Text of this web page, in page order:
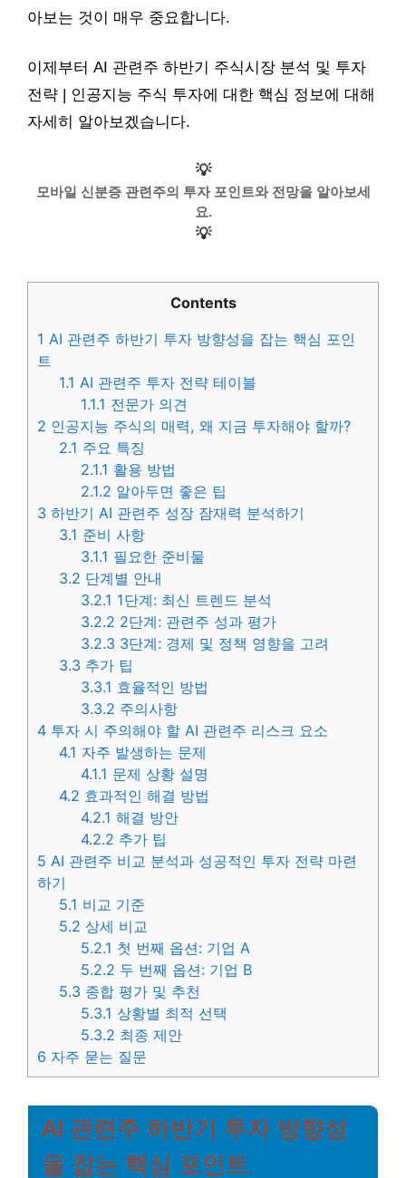
아보는 것이 매우 중요합니다.
이제부터 AI 관련주 하반기 주식시장 분석 및 투자
전략 | 인공지능 주식 투자에 대한 핵심 정보에 대해
자세히 알아보겠습니다.
💡
모바일 신분증 관련주의 투자 포인트와 전망을 알아보세
요.
💡
Contents
1 AI 관련주 하반기 투자 방향성을 잡는 핵심 포인
트
1.1 AI 관련주 투자 전략 테이블
1.1.1 전문가 의견
2 인공지능 주식의 매력, 왜 지금 투자해야 할까?
2.1 주요 특징
2.1.1 활용 방법
2.1.2 알아두면 좋은 팁
3 하반기 AI 관련주 성장 잠재력 분석하기
3.1 준비 사항
3.1.1 필요한 준비물
3.2 단계별 안내
3.2.1 1단계: 최신 트렌드 분석
3.2.2 2단계: 관련주 성과 평가
3.2.3 3단계: 경제 및 정책 영향을 고려
3.3 추가 팁
3.3.1 효율적인 방법
3.3.2 주의사항
4 투자 시 주의해야 할 AI 관련주 리스크 요소
4.1 자주 발생하는 문제
4.1.1 문제 상황 설명
4.2 효과적인 해결 방법
4.2.1 해결 방안
4.2.2 추가 팁
5 AI 관련주 비교 분석과 성공적인 투자 전략 마련
하기
5.1 비교 기준
5.2 상세 비교
5.2.1 첫 번째 옵션: 기업 A
5.2.2 두 번째 옵션: 기업 B
5.3 종합 평가 및 추천
5.3.1 상황별 최적 선택
5.3.2 최종 제안
6 자주 묻는 질문
AI 관련주 하반기 투자 방향성
을 잡는 핵심 포인트